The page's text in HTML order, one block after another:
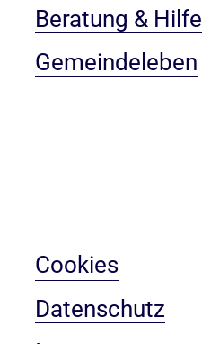
Beratung & Hilfe
Gemeindeleben
Cookies
Datenschutz